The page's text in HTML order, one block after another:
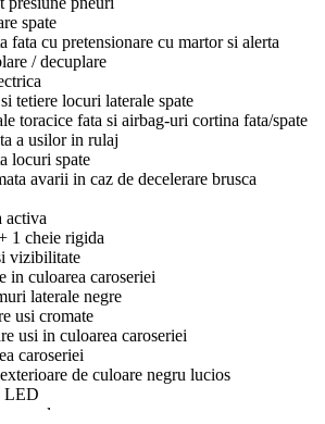
spate
fata cu pretensionare cu martor si alerta
/ decuplare
tetiere locuri laterale spate
toracice fata si airbag-uri cortina fata/spate
a usilor in rulaj
locuri spate
avarii in caz de decelerare brusca
activa
1 cheie rigida
vizibilitate
in culoarea caroseriei
laterale negre
usi cromate
usi in culoarea caroseriei
caroseriei
de culoare negru lucios
LED